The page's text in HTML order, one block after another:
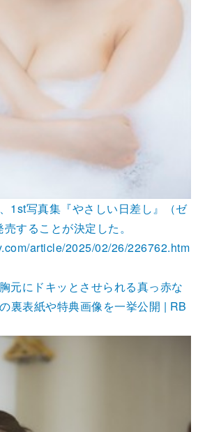
1st写真集『やさしい日差し』（ゼ
することが決定した。
article/2025/02/26/226762.htm
元にドキッとさせられる真っ赤な
裏表紙や特典画像を一挙公開 | RB